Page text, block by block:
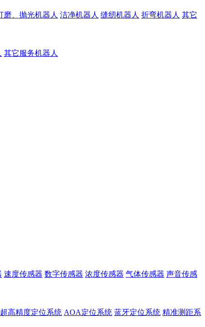
磨、抛光机器人 洁净机器人 缝纫机器人 折弯机器人 其它
其它服务机器人
速度传感器 数字传感器 浓度传感器 气体传感器 声音传感
超高精度定位系统 AOA定位系统 蓝牙定位系统 精准测距系